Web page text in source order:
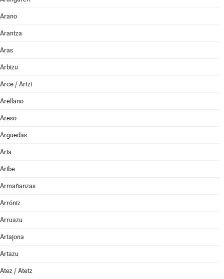
Arano
Arantza
Aras
Arbizu
Arce / Artzi
Arellano
Areso
Arguedas
Aria
Aribe
Armañanzas
Arróniz
Arruazu
Artajona
Artazu
Atez / Atetz